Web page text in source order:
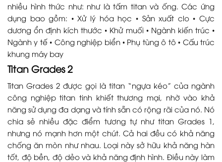
nhiều hình thức như: như là tấm titan và ống. Các ứng
dụng bao gồm: • Xử lý hóa học • Sản xuất clo • Cực
dương ổn định kích thước • Khử muối • Ngành kiến trúc •
Ngành y tế • Công nghiệp biển • Phụ tùng ô tô • Cấu trúc
khung máy bay
Titan Grades 2
Titan Grades 2 được gọi là titan “ngựa kéo” của ngành
công nghiệp titan tinh khiết thương mại, nhờ vào khả
năng sử dụng đa dạng và tính sẵn có rộng rãi của nó. Nó
chia sẻ nhiều đặc điểm tương tự như titan Grades 1,
nhưng nó mạnh hơn một chút. Cả hai đều có khả năng
chống ăn mòn như nhau. Loại này sở hữu khả năng hàn
tốt, độ bền, độ dẻo và khả năng định hình. Điều này làm